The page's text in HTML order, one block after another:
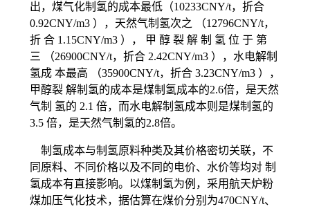
出，煤气化制氢的成本最低（10233CNY/t，折合
0.92CNY/m3 ），天然气制氢次之 （12796CNY/t，
折 合 1.15CNY/m3 ）， 甲 醇 裂 解 制 氢 位 于 第
三 （26900CNY/t，折合 2.42CNY/m3 ），水电解制
氢成 本最高 （35900CNY/t，折合 3.23CNY/m3 ），
甲醇裂 解制氢的成本是煤制氢成本的2.6倍，是天然
气制 氢的 2.1 倍，而水电解制氢成本则是煤制氢的
3.5 倍，是天然气制氢的2.8倍。
制氢成本与制氢原料种类及其价格密切关联，不
同原料、不同价格以及不同的电价、水价等均对 制
氢成本有直接影响。以煤制氢为例，采用航天炉粉
煤加压气化技术，据估算在煤价分别为470CNY/t、